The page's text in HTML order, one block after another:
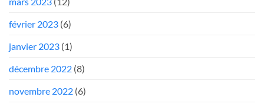
février 2023 (6)
janvier 2023 (1)
décembre 2022 (8)
novembre 2022 (6)